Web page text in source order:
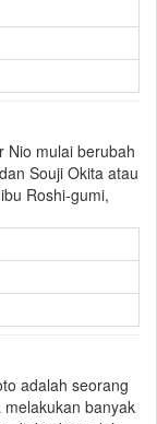
Nio mulai berubah
Souji Okita atau
Roshi-gumi,
adalah seorang
banyak